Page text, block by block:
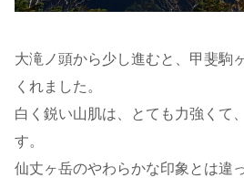
大滝ノ頭から少し進むと、甲斐駒
くれました。
白く鋭い山肌は、とても力強くて
す。
仙丈ヶ岳のやわらかな印象とは違